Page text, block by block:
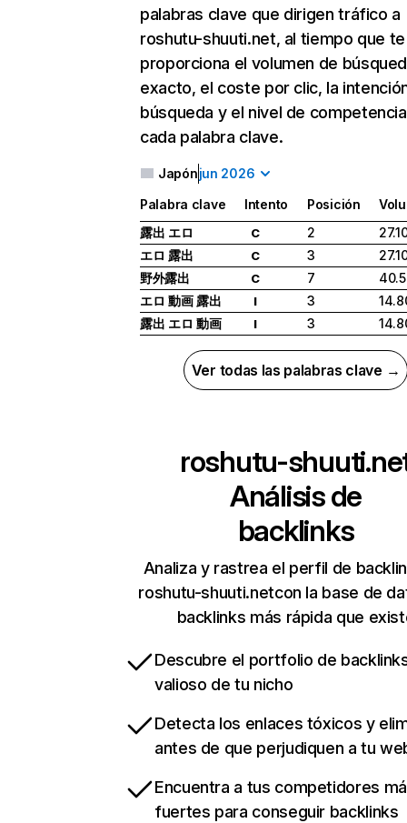
palabras clave que dirigen tráfico a
roshutu-shuuti.net, al tiempo que te
proporciona el volumen de
exacto, el coste por clic, la
búsqueda y el nivel de
cada palabra clave.
Japónjun 2026
Palabra clave Intento Posición
露出 エロ
C 2
エロ 露出
C 3
野外露出
C 7
エロ 動画 露出
I 3
露出 エロ 動画
I 3
Ver todas las palabras clave →
roshutu-
Análisis de
backlinks
Analiza y rastrea el perfil de
roshutu-shuuti.netcon la base de
backlinks más rápida que
Descubre el portfolio de
valioso de tu nicho
Detecta los enlaces tóxicos y
antes de que perjudiquen a tu
Encuentra a tus competidores
fuertes para conseguir backlinks